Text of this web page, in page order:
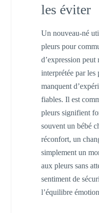
les éviter
Un nouveau-né
pleurs pour
d’expression peut
interprétée par les
manquent
fiables. Il est
pleurs signifient
souvent un bébé
réconfort, un
simplement un
aux pleurs sans
sentiment de
l’équilibre